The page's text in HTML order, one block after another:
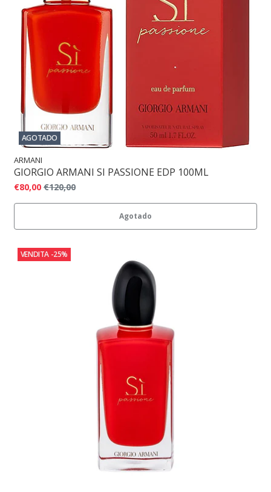
AGOTADO
ARMANI
GIORGIO ARMANI SI PASSIONE EDP 100ML
€80,00 €120,00
Agotado
VENDITA -25%